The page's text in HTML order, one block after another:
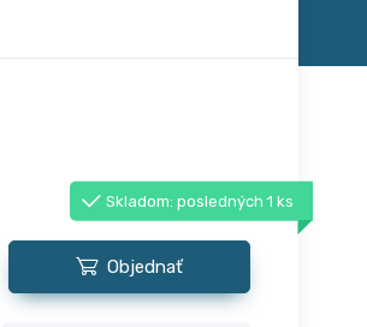
Skladom: posledných 1 ks
Objednať